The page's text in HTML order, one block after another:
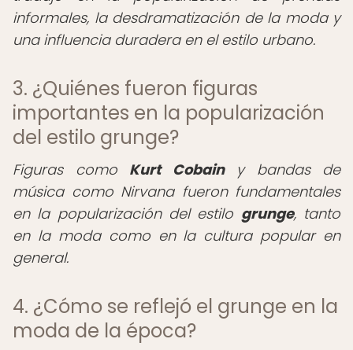
informales, la desdramatización de la moda y
una influencia duradera en el estilo urbano.
3. ¿Quiénes fueron figuras
importantes en la popularización
del estilo grunge?
Figuras como Kurt Cobainy bandas de
música como Nirvana fueron fundamentales
en la popularización del estilo grunge, tanto
en la moda como en la cultura popular en
general.
4. ¿Cómo se reflejó el grunge en la
moda de la época?